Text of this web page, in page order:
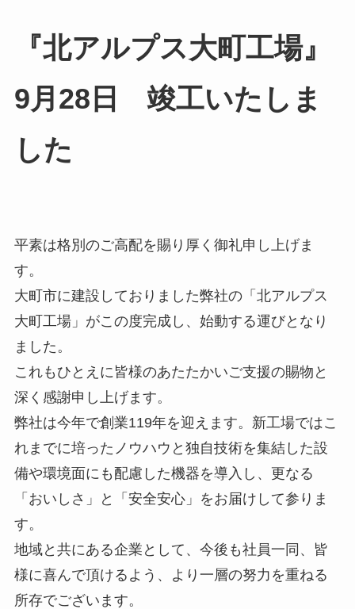
『北アルプス大町工場』
9月28日 竣工いたしま
した
平素は格別のご高配を賜り厚く御礼申し上げま
す。
大町市に建設しておりました弊社の「北アルプス
大町工場」がこの度完成し、始動する運びとなり
ました。
これもひとえに皆様のあたたかいご支援の賜物と
深く感謝申し上げます。
弊社は今年で創業119年を迎えます。新工場ではこ
れまでに培ったノウハウと独自技術を集結した設
備や環境面にも配慮した機器を導入し、更なる
「おいしさ」と「安全安心」をお届けして参りま
す。
地域と共にある企業として、今後も社員一同、皆
様に喜んで頂けるよう、より一層の努力を重ねる
所存でございます。